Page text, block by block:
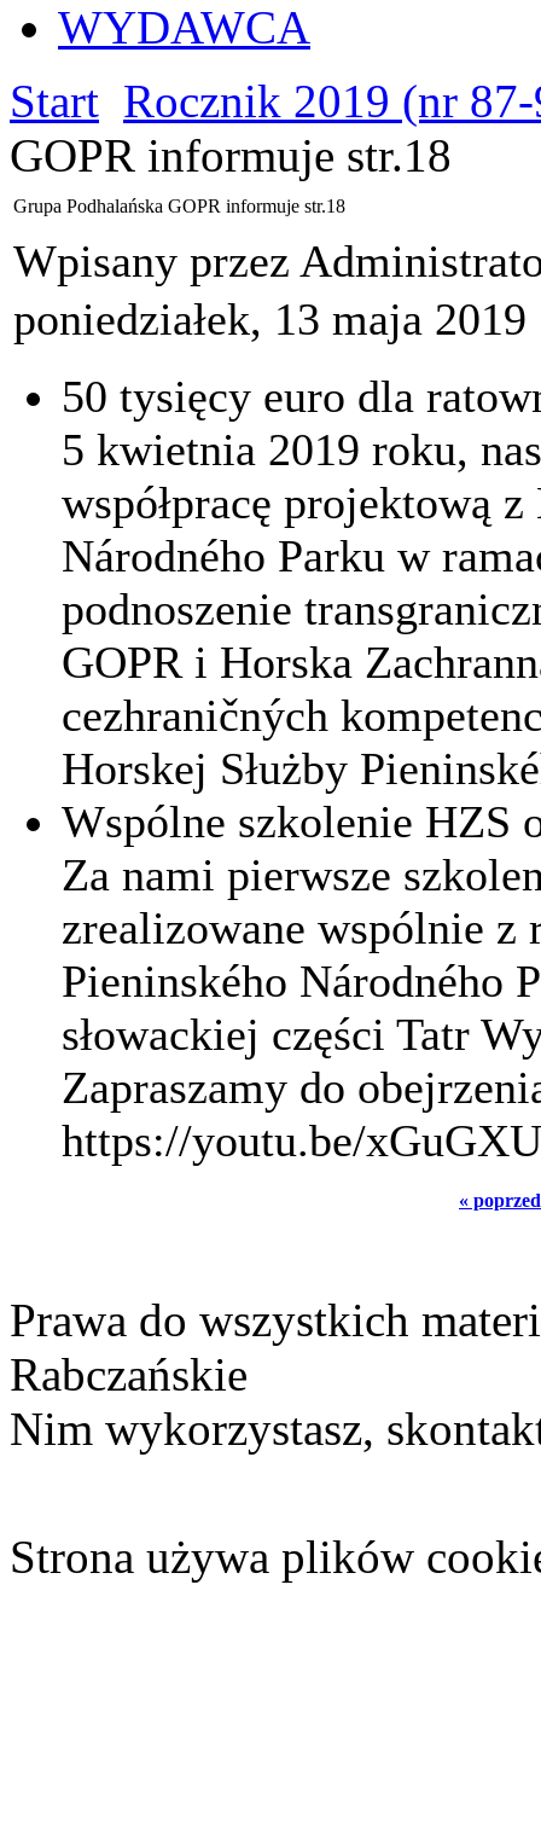
WYDAWCA
Start Rocznik 2019 (nr
GOPR informuje str.18
Grupa Podhalańska GOPR informuje str.18
Wpisany przez
poniedziałek, 13 maja 2019
50 tysięcy euro dla
5 kwietnia 2019 roku,
współpracę projektową
Národného Parku w
podnoszenie
GOPR i Horska
cezhraničných
Horskej Służby
Wspólne szkolenie HZS
Za nami pierwsze
zrealizowane wspólnie z
Pieninského Národného
słowackiej części Tatr
Zapraszamy do
https://youtu.be/
«
Prawa do wszystkich
Rabczańskie
Nim wykorzystasz,
Strona używa plików